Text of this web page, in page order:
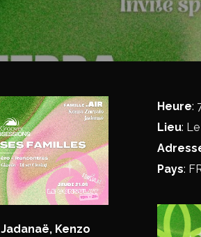
Jadanaë, Kenzo
Heure:
Lieu:
Pays: